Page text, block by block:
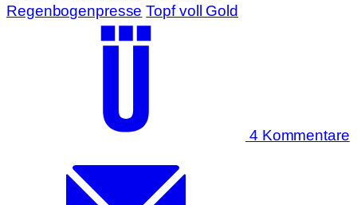
Regenbogenpresse Topf voll Gold
4 Kommentare